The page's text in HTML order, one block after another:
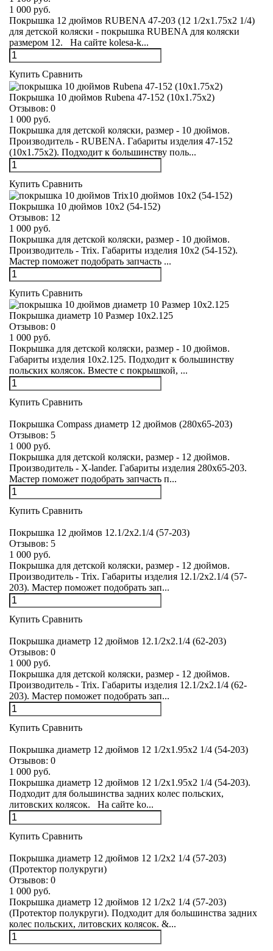
1 000 руб.
Покрышка 12 дюймов RUBENA 47-203 (12 1/2x1.75x2 1/4)
для детской коляски - покрышка RUBENA для коляски
размером 12. На сайте kolesa-k...
Купить Сравнить
Покрышка 10 дюймов Rubena 47-152 (10x1.75x2)
Отзывов: 0
1 000 руб.
Покрышка для детской коляски, размер - 10 дюймов.
Производитель - RUBENA. Габариты изделия 47-152
(10x1.75x2). Подходит к большинству поль...
Купить Сравнить
Покрышка 10 дюймов 10х2 (54-152)
Отзывов: 12
1 000 руб.
Покрышка для детской коляски, размер - 10 дюймов.
Производитель - Trix. Габариты изделия 10х2 (54-152).
Мастер поможет подобрать запчасть ...
Купить Сравнить
Покрышка диаметр 10 Размер 10х2.125
Отзывов: 0
1 000 руб.
Покрышка для детской коляски, размер - 10 дюймов.
Габариты изделия 10х2.125. Подходит к большинству
польских колясок. Вместе с покрышкой, ...
Купить Сравнить
Покрышка Compass диаметр 12 дюймов (280х65-203)
Отзывов: 5
1 000 руб.
Покрышка для детской коляски, размер - 12 дюймов.
Производитель - X-lander. Габариты изделия 280х65-203.
Мастер поможет подобрать запчасть п...
Купить Сравнить
Покрышка 12 дюймов 12.1/2x2.1/4 (57-203)
Отзывов: 5
1 000 руб.
Покрышка для детской коляски, размер - 12 дюймов.
Производитель - Trix. Габариты изделия 12.1/2x2.1/4 (57-
203). Мастер поможет подобрать зап...
Купить Сравнить
Покрышка диаметр 12 дюймов 12.1/2x2.1/4 (62-203)
Отзывов: 0
1 000 руб.
Покрышка для детской коляски, размер - 12 дюймов.
Производитель - Trix. Габариты изделия 12.1/2x2.1/4 (62-
203). Мастер поможет подобрать зап...
Купить Сравнить
Покрышка диаметр 12 дюймов 12 1/2x1.95х2 1/4 (54-203)
Отзывов: 0
1 000 руб.
Покрышка диаметр 12 дюймов 12 1/2x1.95х2 1/4 (54-203).
Подходит для большинства задних колес польских,
литовских колясок. На сайте ko...
Купить Сравнить
Покрышка диаметр 12 дюймов 12 1/2x2 1/4 (57-203)
(Протектор полукруги)
Отзывов: 0
1 000 руб.
Покрышка диаметр 12 дюймов 12 1/2x2 1/4 (57-203)
(Протектор полукруги). Подходит для большинства задних
колес польских, литовских колясок. &...